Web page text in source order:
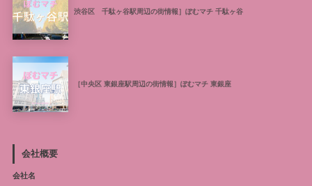
渋谷区 千駄ヶ谷駅周辺の街情報］ぽむマチ 千駄ヶ谷
［中央区 東銀座駅周辺の街情報］ぽむマチ 東銀座
会社概要
会社名